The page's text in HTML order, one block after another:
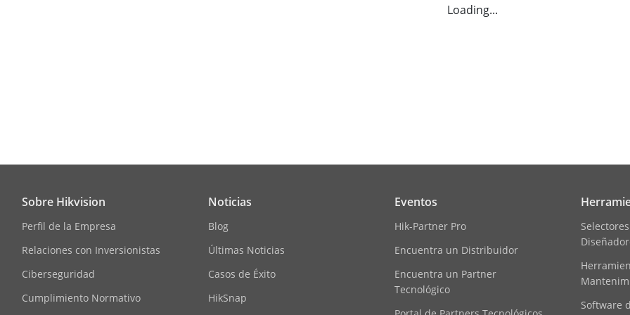
Loading...
Sobre Hikvision
Perfil de la Empresa
Relaciones con Inversionistas
Ciberseguridad
Cumplimiento Normativo
Noticias
Blog
Últimas Noticias
Casos de Éxito
HikSnap
Eventos
Hik-Partner Pro
Encuentra un Distribuidor
Encuentra un Partner
Tecnológico
Software